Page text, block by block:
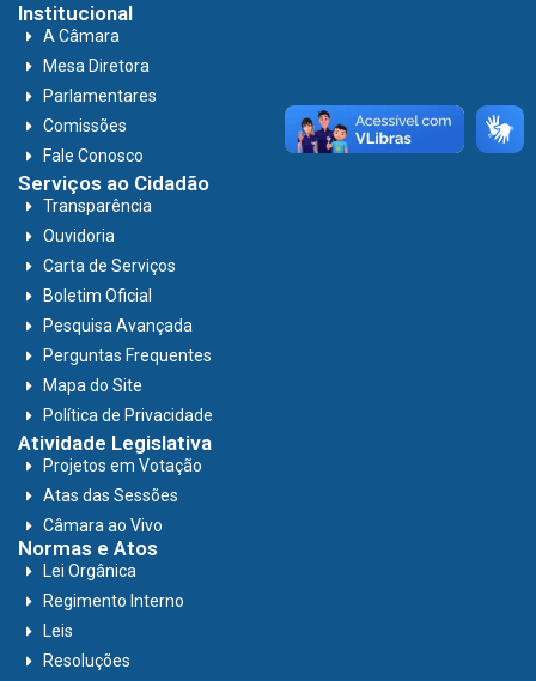
Institucional
A Câmara
Mesa Diretora
Parlamentares
Comissões
Fale Conosco
Serviços ao Cidadão
Transparência
Ouvidoria
Carta de Serviços
Boletim Oficial
Pesquisa Avançada
Perguntas Frequentes
Mapa do Site
Política de Privacidade
Atividade Legislativa
Projetos em Votação
Atas das Sessões
Câmara ao Vivo
Normas e Atos
Lei Orgânica
Regimento Interno
Leis
Resoluções